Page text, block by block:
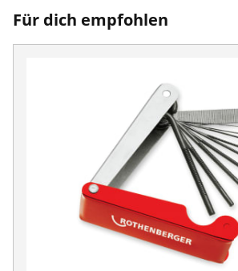
Für dich empfohlen